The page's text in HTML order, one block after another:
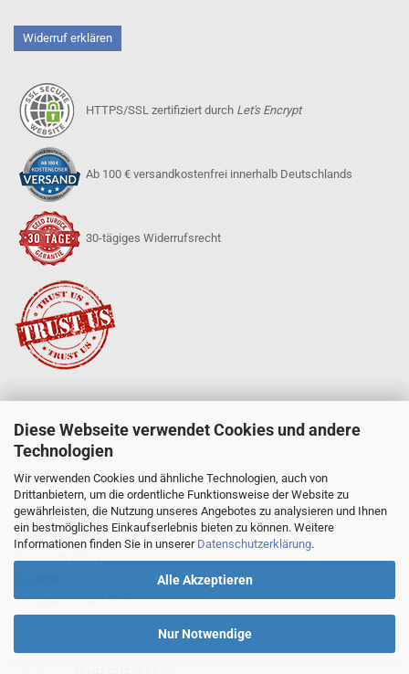
Diese Webseite verwendet Cookies und andere
Technologien
Wir verwenden Cookies und ähnliche Technologien, auch von
Drittanbietern, um die ordentliche Funktionsweise der Website zu
gewährleisten, die Nutzung unseres Angebotes zu analysieren und Ihnen
ein bestmögliches Einkaufserlebnis bieten zu können. Weitere
Informationen finden Sie in unserer Datenschutzerklärung.
Alle Akzeptieren
Nur Notwendige
Widerruf erklären
HTTPS/SSL zertifiziert durch Let's Encrypt
Ab 100 € versandkostenfrei innerhalb Deutschlands
30-tägiges Widerrufsrecht
SERVICE
Mein Konto
Neue Produkte
Angebote
Go-Anfängerpakete
Go-Komplettsets
Go-Regeln (PDF)
Verlagsbroschüre (PDF)